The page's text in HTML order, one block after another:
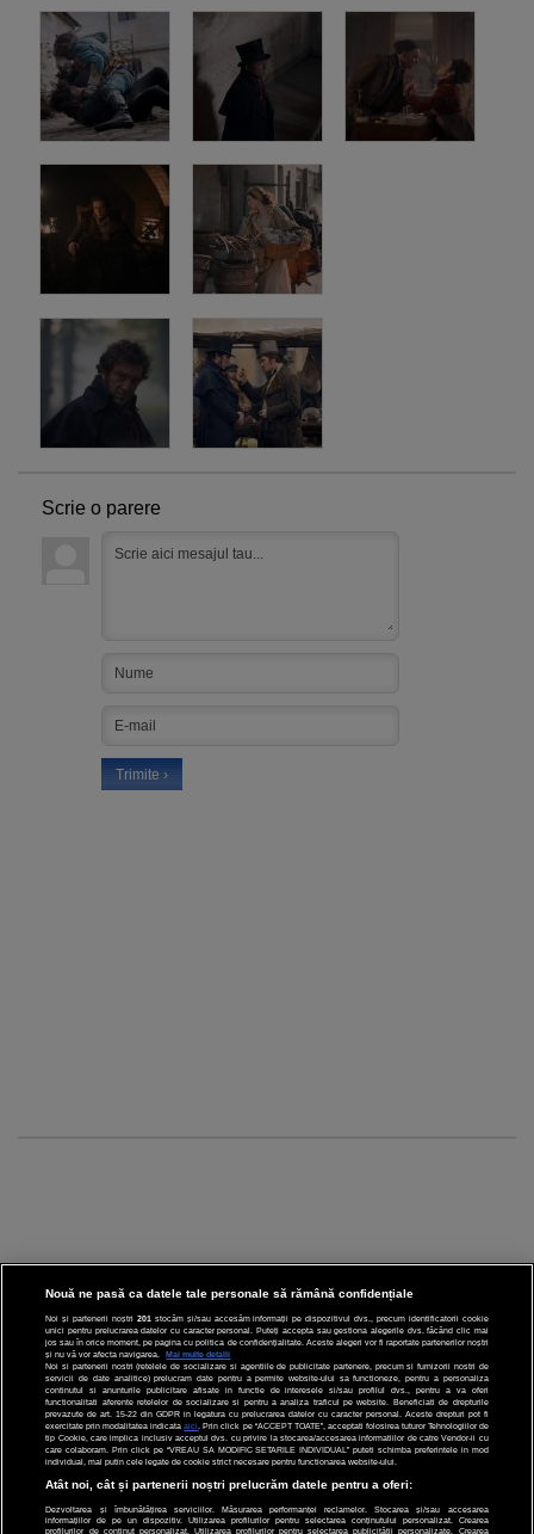
Scrie o parere
CINEMA
DIVERTISMENT
STIRI
TEHNOLOGIE
SPORT
Nouă ne pasă ca datele tale personale să rămână confidențiale
Noi și partenerii noștri 201 stocăm și/sau accesăm informații pe dispozitivul dvs., precum identificatorii cookie
unici pentru prelucrarea datelor cu caracter personal. Puteți accepta sau gestiona alegerile dvs. făcând clic mai
jos sau în orice moment, pe pagina cu politica de confidențialitate. Aceste alegeri vor fi raportate partenerilor noștri
și nu vă vor afecta navigarea.
Mai multe detalii
Noi si partenerii nostri (retelele de socializare si agentiile de publicitate partenere, precum si furnizorii nostri de
servicii de date analitice) prelucram date pentru a permite website-ului sa functioneze, pentru a personaliza
continutul si anunturile publicitare afisate in functie de interesele si/sau profilul dvs., pentru a va oferi
functionalitati aferente retelelor de socializare si pentru a analiza traficul pe website. Beneficiati de drepturile
prevazute de art. 15-22 din GDPR in legatura cu prelucrarea datelor cu caracter personal. Aceste drepturi pot fi
exercitate prin modalitatea indicataaici . Prin click pe “ACCEPT TOATE”, acceptati folosirea tuturor Tehnologiilor de
tip Cookie, care implica inclusiv acceptul dvs. cu privire la stocarea/accesarea informatiilor de catre Vendor-ii cu
care colaboram. Prin click pe “VREAU SA MODIFIC SETARILE INDIVIDUAL” puteti schimba preferintele in mod
individual, mai putin cele legate de cookie strict necesare pentru functionarea website-ului.
Atât noi, cât și partenerii noștri prelucrăm datele pentru a oferi:
Dezvoltarea și îmbunătățirea serviciilor. Măsurarea performanței reclamelor. Stocarea și/sau accesarea
informațiilor de pe un dispozitiv. Utilizarea profilurilor pentru selectarea conținutului personalizat. Crearea
profilurilor de conținut personalizat. Utilizarea profilurilor pentru selectarea publicității personalizate. Crearea